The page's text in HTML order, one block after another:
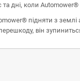
дні, коли
підняти з землі
він